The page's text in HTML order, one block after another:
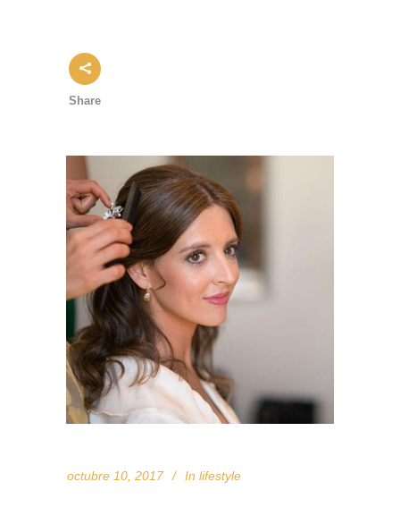
Share
octubre 10, 2017 In lifestyle